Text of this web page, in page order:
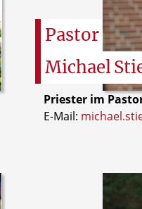
Pastor
Michael
Priester im
E-Mail: